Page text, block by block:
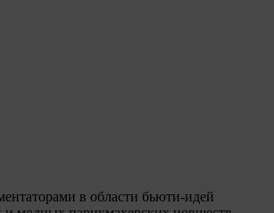
в области бьюти-идей